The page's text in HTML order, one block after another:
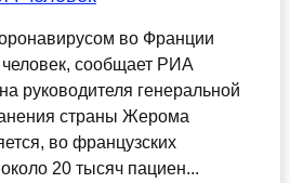
во Франции
сообщает РИА
руководителя генеральной
страны Жерома
во французских
20 тысяч пациен...